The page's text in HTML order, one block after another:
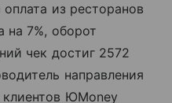
из ресторанов
на 7%, оборот
чек достиг 2572
направления
ЮMoney